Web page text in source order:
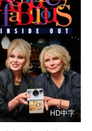
HD中字